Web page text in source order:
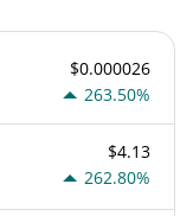
$0.000026
263.50%
$4.13
262.80%